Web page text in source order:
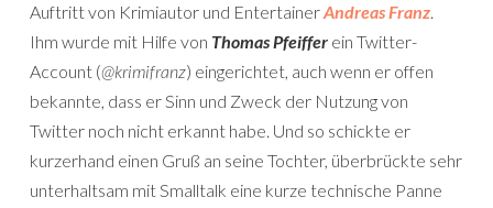
Auftritt von Krimiautor und EntertainerAndreas Franz.
Ihm wurde mit Hilfe von Thomas Pfeiffer ein Twitter-
Account (@krimifranz) eingerichtet, auch wenn er offen
bekannte, dass er Sinn und Zweck der Nutzung von
Twitter noch nicht erkannt habe. Und so schickte er
kurzerhand einen Gruß an seine Tochter, überbrückte sehr
unterhaltsam mit Smalltalk eine kurze technische Panne